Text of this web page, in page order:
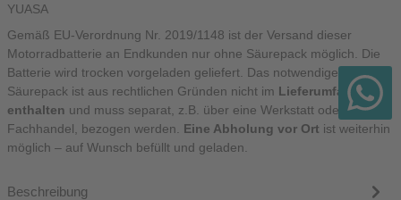
YUASA
Gemäß EU-Verordnung Nr. 2019/1148 ist der Versand dieser
Motorradbatterie an Endkunden nur ohne Säurepack möglich. Die
Batterie wird trocken vorgeladen geliefert. Das notwendige
Säurepack ist aus rechtlichen Gründen nicht im Lieferumfang
enthalten und muss separat, z.B. über eine Werkstatt oder einen
Fachhandel, bezogen werden. Eine Abholung vor Ort ist weiterhin
möglich – auf Wunsch befüllt und geladen.
Beschreibung